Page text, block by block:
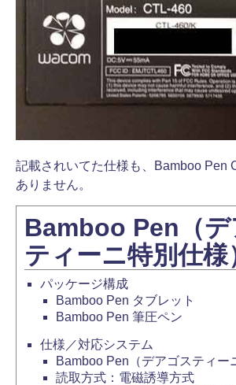
記載されいてた仕様も、Bamboo Pen
ありません。
Bamboo Pen（デ
ティーニ特別仕様
パッケージ構成
Bamboo Pen タブレット
Bamboo Pen 筆圧ペン
仕様／対応システム
Bamboo Pen（デアゴスティー
読取方式：電磁誘導方式